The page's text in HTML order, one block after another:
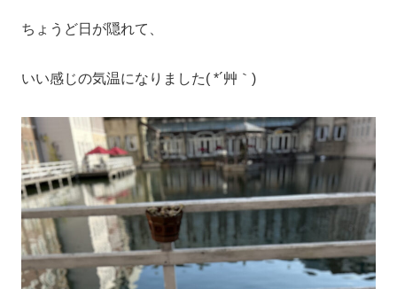
ちょうど日が隠れて、
いい感じの気温になりました( *´艸｀)